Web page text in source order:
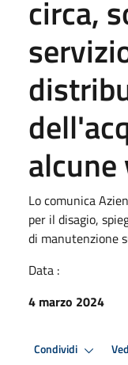
circa,
alcune
Lo comunica
per il disagio,
di manutenzione
Data :
4 marzo 2024
Condividi